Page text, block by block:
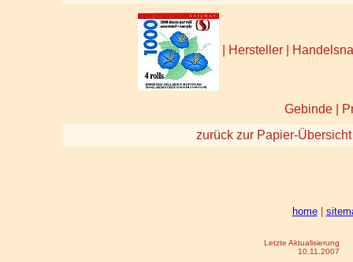
| Hersteller |
Gebinde |
zurück zur Papier-Übersicht
home|
Letzte Aktualisierung
10.11.2007